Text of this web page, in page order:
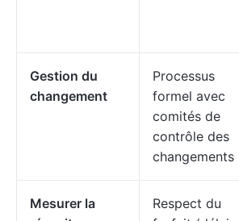
Gestion du
changement
Processus
formel avec
comités de
contrôle des
changements
Mesurer la
Respect du